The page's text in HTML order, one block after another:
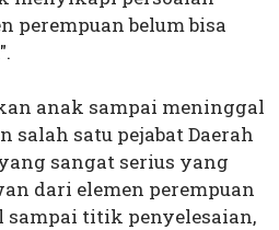
perempuan belum bisa
anak sampai meninggal
salah satu pejabat Daerah
sangat serius yang
dari elemen perempuan
titik penyelesaian,